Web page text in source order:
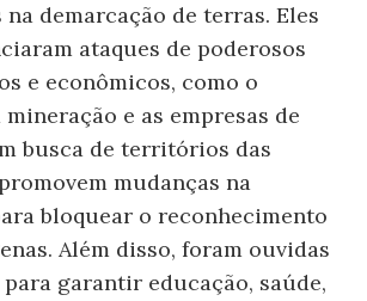
demarcação de terras. Eles
ataques de poderosos
e econômicos, como o
e as empresas de
busca de territórios das
mudanças na
bloquear o reconhecimento
Além disso, foram ouvidas
garantir educação, saúde,